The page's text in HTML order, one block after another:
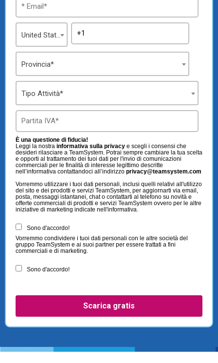
United States
Provincia*
Tipo Attività*
È una questione di fiducia!
Leggi la nostra informativa sulla privacy e scegli i consensi che
desideri rilasciare a TeamSystem. Potrai sempre cambiare la tua scelta
e opporti al trattamento dei tuoi dati per l'invio di comunicazioni
commerciali per le finalità di interesse legittimo descritte
nell’informativa contattandoci all’indirizzo privacy@teamsystem.com
Vorremmo utilizzare i tuoi dati personali, inclusi quelli relativi all'utilizzo
del sito e dei prodotti e servizi TeamSystem, per aggiornarti via email,
posta, messaggi istantanei, chat o contattarti al telefono su novità e
offerte commerciali di prodotti e servizi TeamSystem ovvero per le altre
iniziative di marketing indicate nell'informativa.
Sono d'accordo!
Vorremmo condividere i tuoi dati personali con le altre società del
gruppo TeamSystem e ai suoi partner per essere trattati a fini
commerciali e di marketing.
Sono d'accordo!